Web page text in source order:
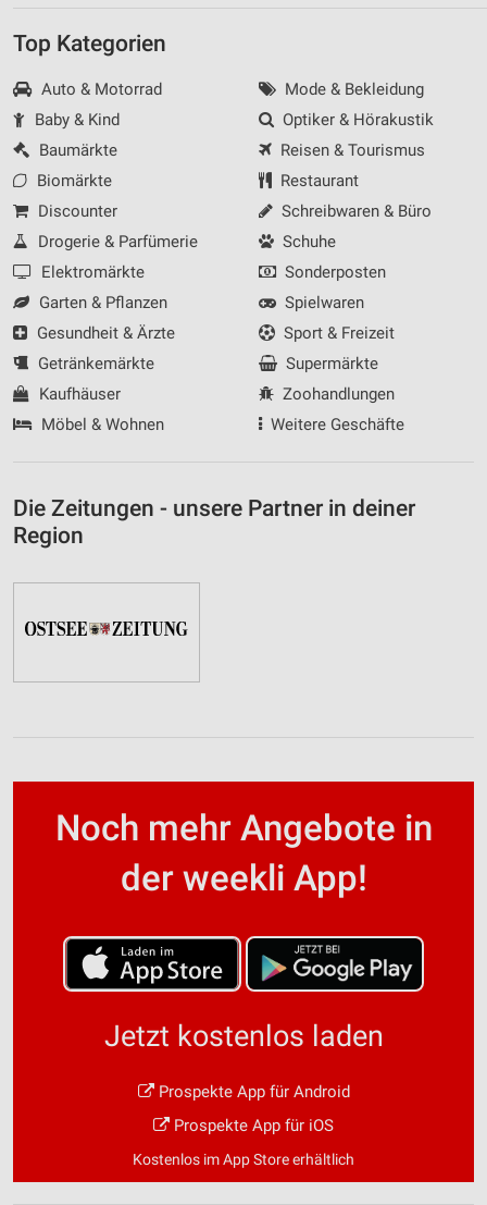
Top Kategorien
Auto & Motorrad
Baby & Kind
Baumärkte
Biomärkte
Discounter
Drogerie & Parfümerie
Elektromärkte
Garten & Pflanzen
Gesundheit & Ärzte
Getränkemärkte
Kaufhäuser
Möbel & Wohnen
Mode & Bekleidung
Optiker & Hörakustik
Reisen & Tourismus
Restaurant
Schreibwaren & Büro
Schuhe
Sonderposten
Spielwaren
Sport & Freizeit
Supermärkte
Zoohandlungen
Weitere Geschäfte
Die Zeitungen - unsere Partner in deiner
Region
Noch mehr Angebote in
der weekli App!
Jetzt kostenlos laden
Prospekte App für Android
Prospekte App für iOS
Kostenlos im App Store erhältlich